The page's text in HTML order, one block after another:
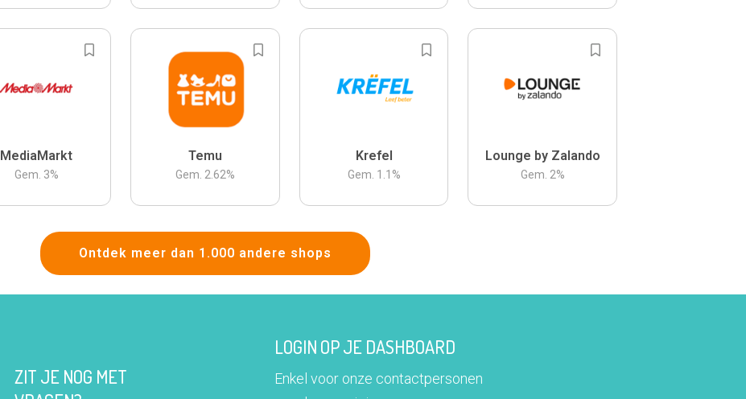
MediaMarkt
Gem. 3%
Temu
Gem. 2.62%
Krefel
Gem. 1.1 %
Lounge by Zalando
Gem. 2%
Ontdek meer dan 1.000 andere shops
ZIT JE NOG MET
LOGIN OP JE DASHBOARD
Enkel voor onze contactpersonen